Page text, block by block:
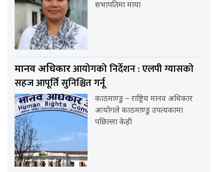
सभापतिमा माया
मानव अधिकारआयोगको निर्देशन : एलपी ग्यासको
सहज आपूर्ति सुनिश्चित गर्नू
काठमाण्डु – राष्ट्रिय मानव अधिकार
आयोगले काठमाण्डु उपत्यकामा
पछिल्ला केही